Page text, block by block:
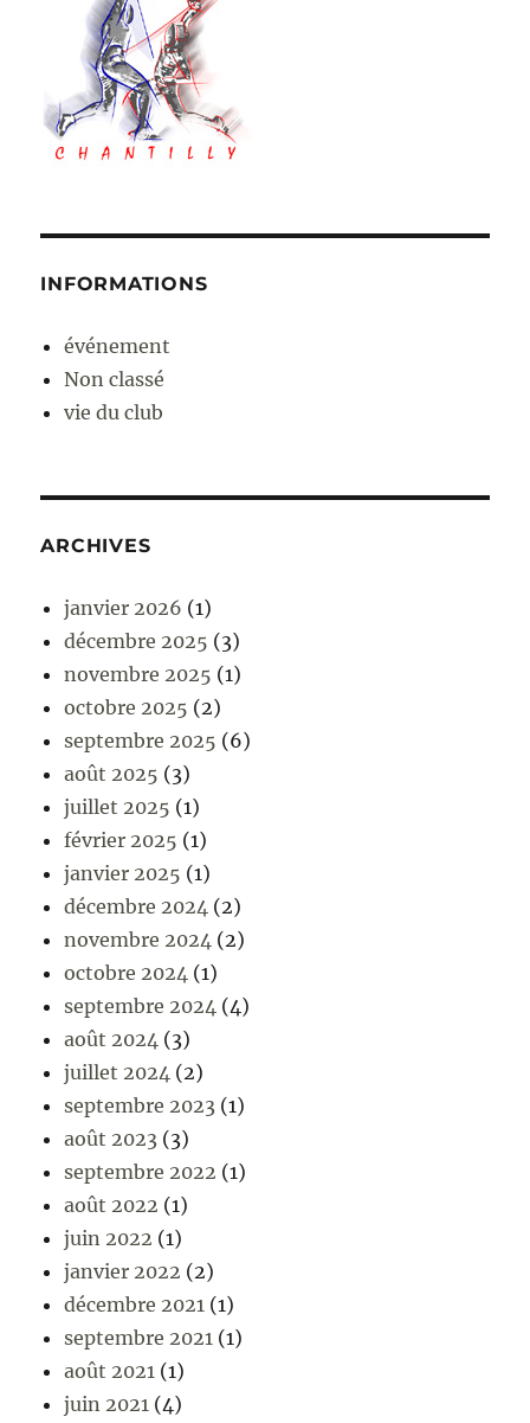
INFORMATIONS
événement
Non classé
vie du club
ARCHIVES
janvier 2026 (1)
décembre 2025 (3)
novembre 2025 (1)
octobre 2025 (2)
septembre 2025 (6)
août 2025 (3)
juillet 2025 (1)
février 2025 (1)
janvier 2025 (1)
décembre 2024 (2)
novembre 2024 (2)
octobre 2024 (1)
septembre 2024 (4)
août 2024 (3)
juillet 2024 (2)
septembre 2023 (1)
août 2023 (3)
septembre 2022 (1)
août 2022 (1)
juin 2022 (1)
janvier 2022 (2)
décembre 2021 (1)
septembre 2021 (1)
août 2021 (1)
juin 2021 (4)